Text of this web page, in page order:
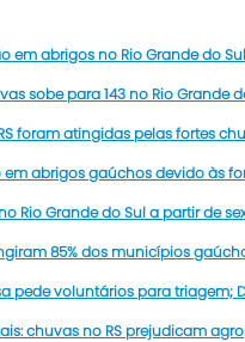
em abrigos no Rio Grande do Sul
sobe para 143 no Rio Grande
foram atingidas pelas fortes
em abrigos gaúchos devido às
Rio Grande do Sul a partir de
85% dos municípios
pede voluntários para triagem;
chuvas no RS prejudicam